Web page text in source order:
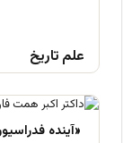
علم تاریخ